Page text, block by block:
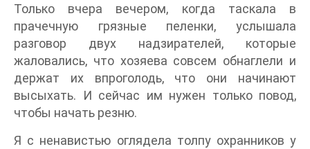
Только вчера вечером, когда таскала в
прачечную грязные пеленки, услышала
разговор двух надзирателей, которые
жаловались, что хозяева совсем обнаглели и
держат их впроголодь, что они начинают
высыхать. И сейчас им нужен только повод,
чтобы начать резню.
Я с ненавистью оглядела толпу охранников у